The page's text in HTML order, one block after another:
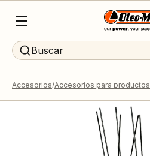
Buscar
Accesorios Accesorios para productos